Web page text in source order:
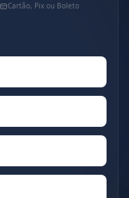
Cartão, Pix ou Boleto